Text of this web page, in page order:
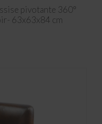
pivotante 360°
63x63x84 cm